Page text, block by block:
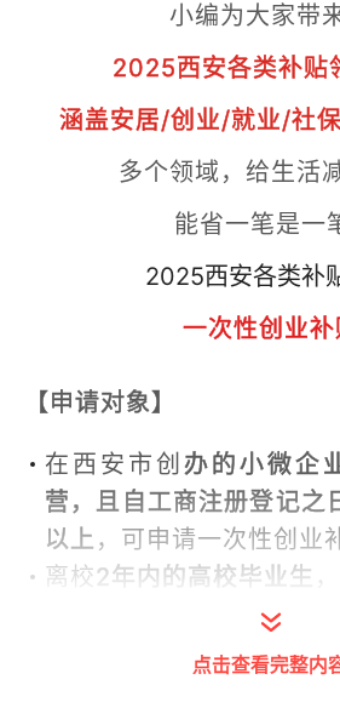
小编为大家带
2025西安各类补贴
涵盖安居/创业/就业/社
多个领域，给生活
能省一笔是一
2025西安各类补
一次性创业补
【申请对象】
在西安市创 办的小微企
营，且自工商注册登记之
以上 ，可申请一次性创业
离校2年内的高校毕业生
历人员和留学归国人员、
班、预备技师班、技师班
点击查看完整内